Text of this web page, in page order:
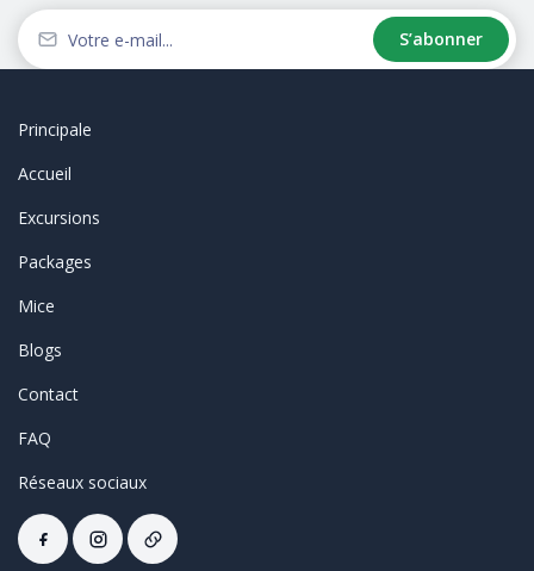
S’abonner
Principale
Accueil
Excursions
Packages
Mice
Blogs
Contact
FAQ
Réseaux sociaux